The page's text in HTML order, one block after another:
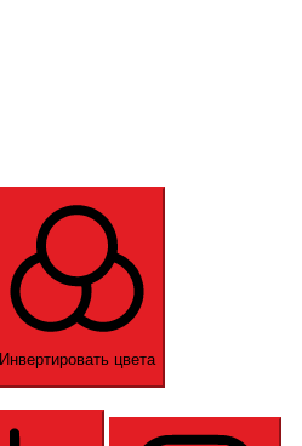
Инвертировать цвета